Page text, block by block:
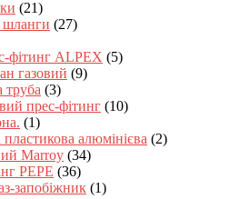
(21)
шланги (27)
фітинг ALPEX (5)
газовий (9)
труба (3)
прес-фітинг (10)
(1)
пластикова алюмінієва (2)
Marroy (34)
PEPE (36)
запобіжник (1)